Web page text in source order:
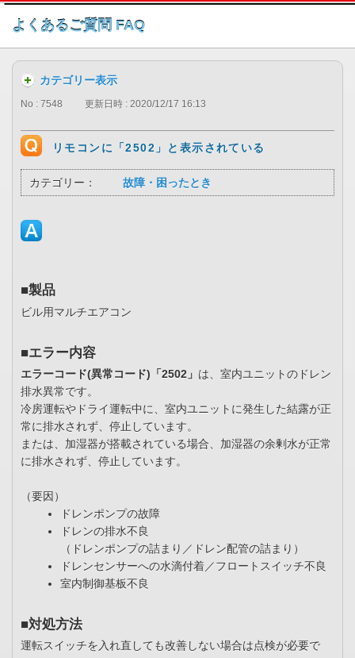
このページの本文へ
よくあるご質問 FAQ
カテゴリー表示
No : 7548 更新日時 : 2020/12/17 16:13
リモコンに「2502」と表示されている
カテゴリー： 故障・困ったとき
■製品
ビル用マルチエアコン
■エラー内容
エラーコード(異常コード)「2502」 は、室内ユニットのドレン
排水異常です。
冷房運転やドライ運転中に、室内ユニットに発生した結露が正
常に排水されず、停止しています。
または、加湿器が搭載されている場合、加湿器の余剰水が正常
に排水されず、停止しています。
（要因）
ドレンポンプの故障
ドレンの排水不良
（ドレンポンプの詰まり／ドレン配管の詰まり）
ドレンセンサーへの水滴付着／フロートスイッチ不良
室内制御基板不良
■対処方法
運転スイッチを入れ直しても改善しない場合は点検が必要で